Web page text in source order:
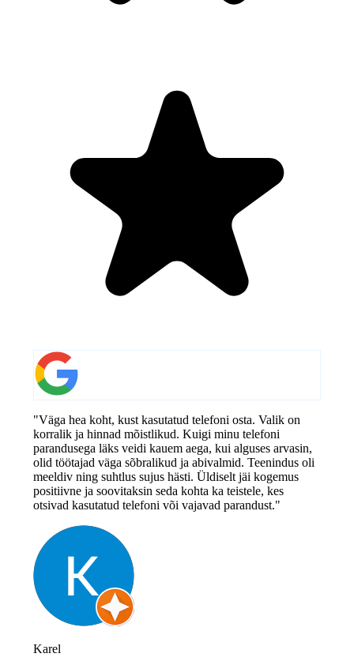
"Väga hea koht, kust kasutatud telefoni osta. Valik on
korralik ja hinnad mõistlikud. Kuigi minu telefoni
parandusega läks veidi kauem aega, kui alguses arvasin,
olid töötajad väga sõbralikud ja abivalmid. Teenindus oli
meeldiv ning suhtlus sujus hästi. Üldiselt jäi kogemus
positiivne ja soovitaksin seda kohta ka teistele, kes
otsivad kasutatud telefoni või vajavad parandust."
Karel